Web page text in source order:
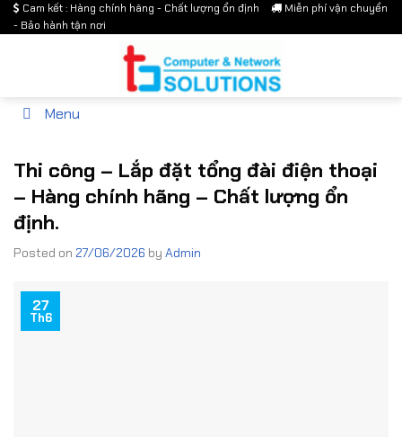
Skip
to
Cam kết : Hàng chính hãng - Chất lượng ổn định
Miễn phí vận chuyển
- Bảo hành tận nơi
Menu
Thi công – Lắp đặt tổng đài điện thoại
– Hàng chính hãng – Chất lượng ổn
định.
Posted on 27/06/2026 by Admin
27
Th6